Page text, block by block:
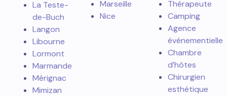
La Teste-
de-Buch
Langon
Libourne
Lormont
Marmande
Mérignac
Mimizan
Marseille
Nice
Thérapeute
Camping
Agence
événementielle
Chambre
d’hôtes
Chirurgien
esthétique